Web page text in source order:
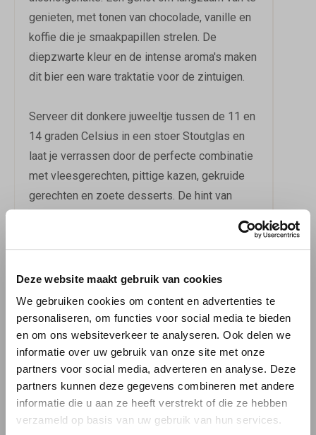
Deze website maakt gebruik van cookies
We gebruiken cookies om content en advertenties te
personaliseren, om functies voor social media te bieden
en om ons websiteverkeer te analyseren. Ook delen we
informatie over uw gebruik van onze site met onze
partners voor social media, adverteren en analyse. Deze
partners kunnen deze gegevens combineren met andere
informatie die u aan ze heeft verstrekt of die ze hebben
verzameld op basis van uw gebruik van hun services.
genieten, met tonen van chocolade, vanille en
koffie die je smaakpapillen strelen. De
diepzwarte kleur en de intense aroma's maken
dit bier een ware traktatie voor de zintuigen.
Serveer dit donkere juweeltje tussen de 11 en
14 graden Celsius in een stoer Stoutglas en
laat je verrassen door de perfecte combinatie
met vleesgerechten, pittige kazen, gekruide
gerechten en zoete desserts. De hint van
en jezelf trakteren op een onvergetelijke
bierervaring. Laat Moersleutel Motorolie je
meenemen op een smaakvolle reis door de
wereld van donkere bieren.Meer over de
bierstijl Stout.
Download Moersleutel Motor Oilinformatie